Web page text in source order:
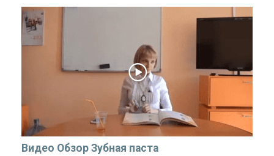
Видео Обзор Зубная паста